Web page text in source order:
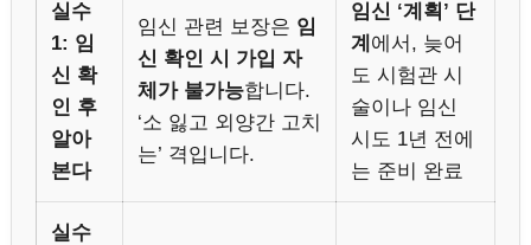
실수
1: 임
신 확
인 후
알아
본다
임신 관련 보장은 임
신 확인 시 가입 자
체가 불가능합니다.
‘소 잃고 외양간 고치
는’ 격입니다.
임신 ‘계획’ 단
계 에서, 늦어
도 시험관 시
술이나 임신
시도 1년 전에
는 준비 완료
실수